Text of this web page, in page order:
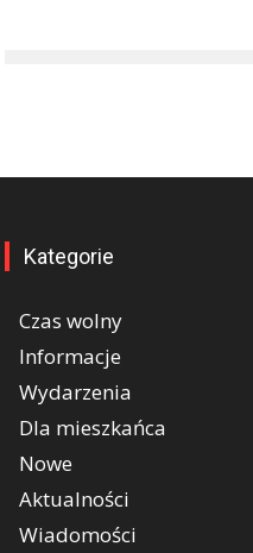
Kategorie
Czas wolny
Informacje
Wydarzenia
Dla mieszkańca
Nowe
Aktualności
Wiadomości